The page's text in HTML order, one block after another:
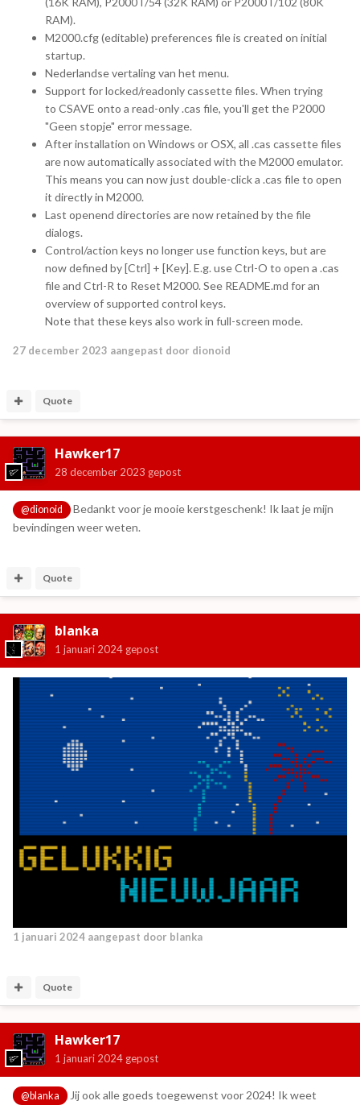
RAM).
M2000.cfg (editable) preferences file is created on initial
startup.
Nederlandse vertaling van het menu.
Support for locked/readonly cassette files. When trying
to CSAVE onto a read-only .cas file, you'll get the P2000
"Geen stopje" error message.
After installation on Windows or OSX, all .cas cassette files
are now automatically associated with the M2000 emulator.
This means you can now just double-click a .cas file to open
it directly in M2000.
Last openend directories are now retained by the file
dialogs.
Control/action keys no longer use function keys, but are
now defined by [Ctrl] + [Key]. E.g. use Ctrl-O to open a .cas
file and Ctrl-R to Reset M2000. See README.md for an
overview of supported control keys.
Note that these keys also work in full-screen mode.
27 december 2023 aangepast door dionoid
Quote
Hawker17
28 december 2023 gepost
@dionoid
Bedankt voor je mooie kerstgeschenk! Ik laat je mijn
bevindingen weer weten.
Quote
blanka
1 januari 2024 gepost
1 januari 2024 aangepast door blanka
Quote
Hawker17
1 januari 2024 gepost
@blanka
Jij ook alle goeds toegewenst voor 2024! Ik weet